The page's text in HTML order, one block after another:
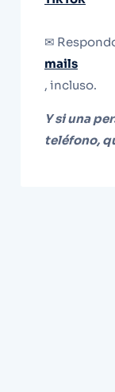
✉
mails
, incluso.
Y si una
teléfono,